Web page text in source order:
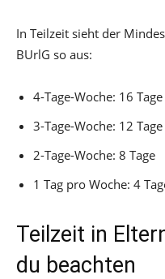
In Teilzeit sieht der
BUrlG so aus:
4-Tage-Woche: 16 Tage
3-Tage-Woche: 12 Tage
2-Tage-Woche: 8 Tage
1 Tag pro Woche: 4
Teilzeit in
du beachten